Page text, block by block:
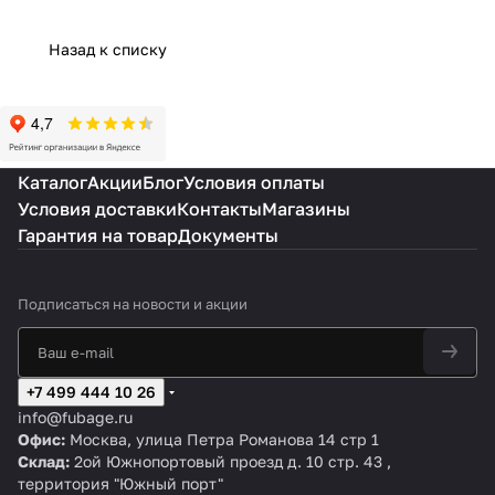
Назад к списку
КаталогАкцииБлогУсловия оплаты
Условия доставкиКонтактыМагазины
Гарантия на товарДокументы
Подписаться на новости и акции
+7 499 444 10 26
info@fubage.ru
Офис: Москва, улица Петра Романова 14 стр 1
Склад: 2ой Южнопортовый проезд д. 10 стр. 43 ,
территория "Южный порт"